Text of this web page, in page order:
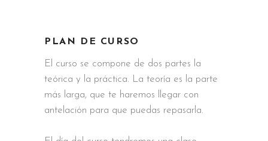
PLAN DE CURSO
El curso se compone de dos partes la
teórica y la práctica. La teoría es la parte
más larga, que te haremos llegar con
antelación para que puedas repasarla.